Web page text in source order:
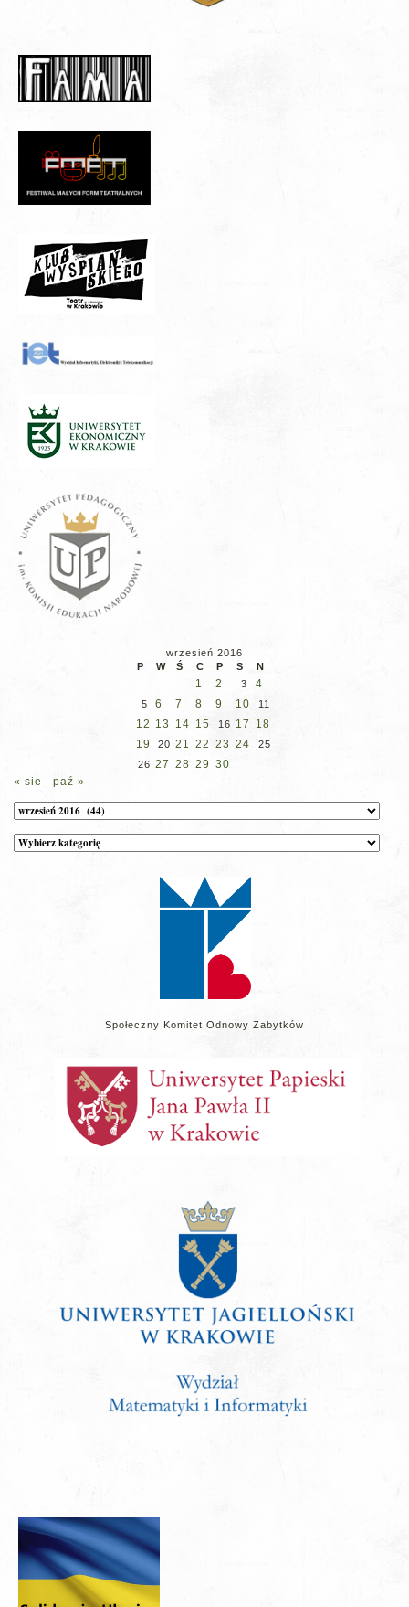
wrzesień 2016
P
W Ś C P S N
1 2 3 4
5 6 7 8 9 10 11
12 13 14 15 16 17
18
19
20 21 22 23 24
25
26 27 28 29 30
« sie
paź »
Archiwum
Kategorie
wpisów
Społeczny Komitet Odnowy Zabytków